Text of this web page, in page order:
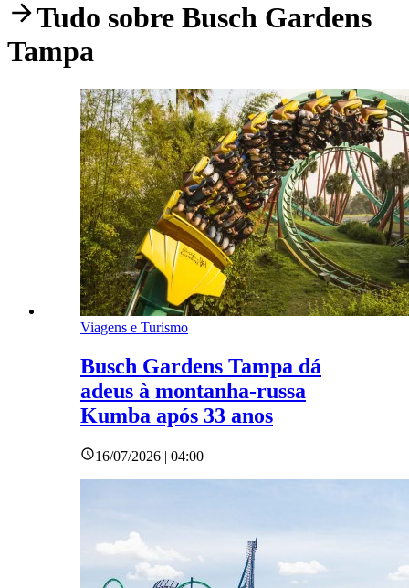
Tudo sobre Busch Gardens
Tampa
Viagens e Turismo
Busch Gardens Tampa dá
adeus à montanha-russa
Kumba após 33 anos
16/07/2026 | 04:00